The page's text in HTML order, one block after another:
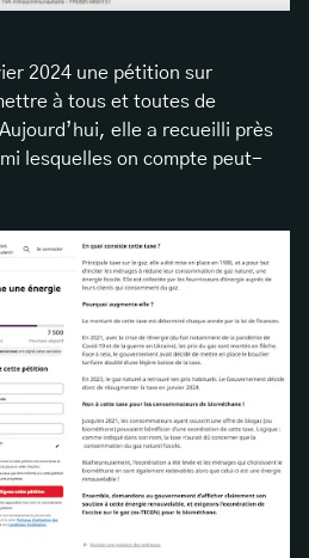
2024 une pétition sur
à tous et toutes de
elle a recueilli près
lesquelles on compte peut-